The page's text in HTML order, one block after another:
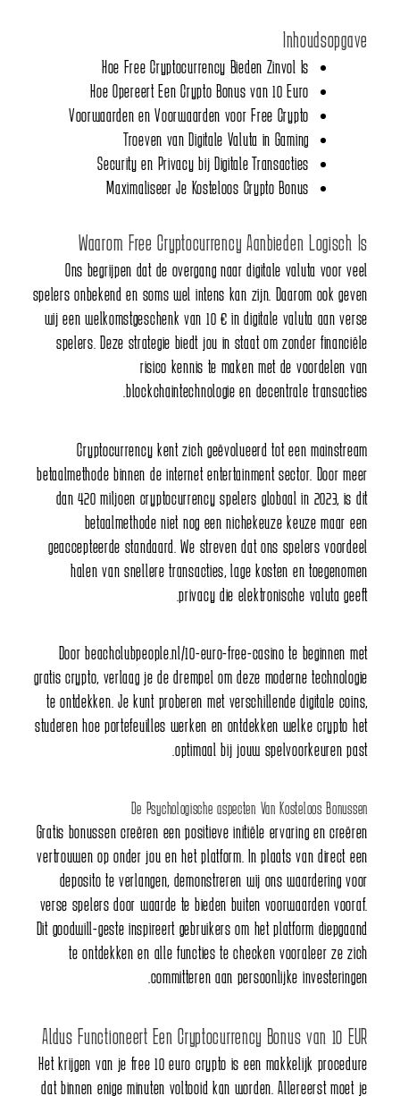
Inhoudsopgave
Hoe Free Cryptocurrency Bieden Zinvol Is
Hoe Opereert Een Crypto Bonus van 10 Euro
Voorwaarden en Voorwaarden voor Free Crypto
Troeven van Digitale Valuta in Gaming
Security en Privacy bij Digitale Transacties
Maximaliseer Je Kosteloos Crypto Bonus
Waarom Free Cryptocurrency Aanbieden Logisch Is
Ons begrijpen dat de overgang naar digitale valuta voor veel
spelers onbekend en soms wel intens kan zijn. Daarom ook geven
wij een welkomstgeschenk van 10 € in digitale valuta aan verse
spelers. Deze strategie biedt jou in staat om zonder financiële
risico kennis te maken met de voordelen van
blockchaintechnologie en decentrale transacties.
Cryptocurrency kent zich geëvolueerd tot een mainstream
betaalmethode binnen de internet entertainment sector. Door meer
dan 420 miljoen cryptocurrency spelers globaal in 2023, is dit
betaalmethode niet nog een nichekeuze keuze maar een
geaccepteerde standaard. We streven dat ons spelers voordeel
halen van snellere transacties, lage kosten en toegenomen
privacy die elektronische valuta geeft.
Doorbeachclubpeople.nl/10-euro-free-casino te beginnen met
gratis crypto, verlaag je de drempel om deze moderne technologie
te ontdekken. Je kunt proberen met verschillende digitale coins,
studeren hoe portefeuilles werken en ontdekken welke crypto het
optimaal bij jouw spelvoorkeuren past.
De Psychologische aspecten Van Kosteloos Bonussen
Gratis bonussen creëren een positieve initiële ervaring en creëren
vertrouwen op onder jou en het platform. In plaats van direct een
deposito te verlangen, demonstreren wij ons waardering voor
verse spelers door waarde te bieden buiten voorwaarden vooraf.
Dit goodwill-geste inspireert gebruikers om het platform diepgaand
te ontdekken en alle functies te checken vooraleer ze zich
committeren aan persoonlijke investeringen.
Aldus Functioneert Een Cryptocurrency Bonus van 10 EUR
Het krijgen van je free 10 euro crypto is een makkelijk procedure
dat binnen enige minuten voltooid kan worden. Allereerst moet je